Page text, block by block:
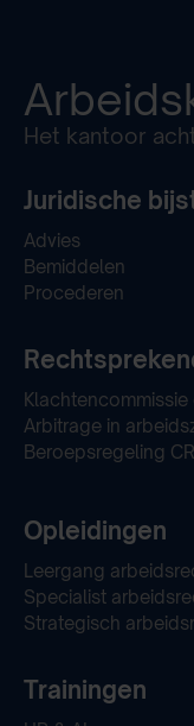
Het kantoor
Juridische
Advies
Bemiddelen
Procederen
Arbitrage in
Beroepsregeling
Opleidingen
Leergang
Specialist
Strategisch
Trainingen